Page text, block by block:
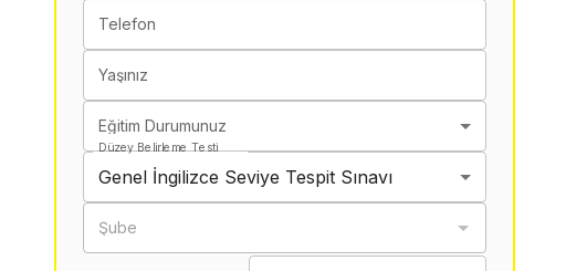
Telefon
Yaşınız
Eğitim Durumunuz
Düzey Belirleme Testi
Genel İngilizce Seviye Tespit Sınavı
Şube